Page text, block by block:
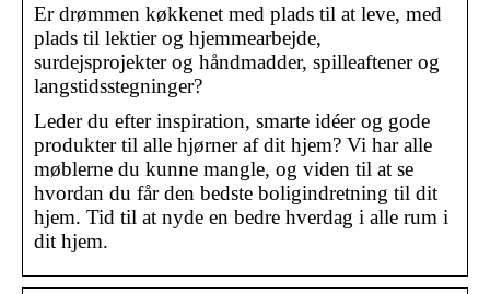
Er drømmen køkkenet med plads til at leve, med
plads til lektier og hjemmearbejde,
surdejsprojekter og håndmadder, spilleaftener og
langstidsstegninger?
Leder du efter inspiration, smarte idéer og gode
produkter til alle hjørner af dit hjem? Vi har alle
møblerne du kunne mangle, og viden til at se
hvordan du får den bedste boligindretning til dit
hjem. Tid til at nyde en bedre hverdag i alle rum i
dit hjem.